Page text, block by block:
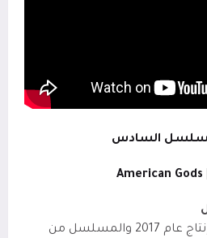
السادس
هو مسلسل فانتازيا من إنتاج عام 2017 والمسلسل من